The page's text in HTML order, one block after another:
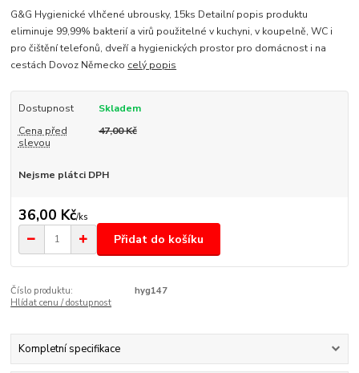
G&G Hygienické vlhčené ubrousky, 15ks Detailní popis produktu
eliminuje 99,99% bakterií a virů použitelné v kuchyni, v koupelně, WC i
pro čištění telefonů, dveří a hygienických prostor pro domácnost i na
cestách Dovoz Německo celý popis
Dostupnost
Skladem
Cena před
slevou
47,00 Kč
Nejsme plátci DPH
36,00 Kč/ks
Přidat do košíku
Číslo produktu:
hyg147
Hlídat cenu / dostupnost
Kompletní specifikace